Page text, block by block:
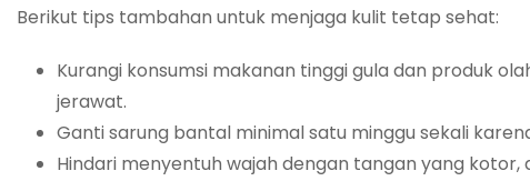
Berikut tips tambahan untuk menjaga kulit tetap sehat:
Kurangi konsumsi makanan tinggi gula dan produk
jerawat.
Ganti sarung bantal minimal satu minggu sekali
Hindari menyentuh wajah dengan tangan yang